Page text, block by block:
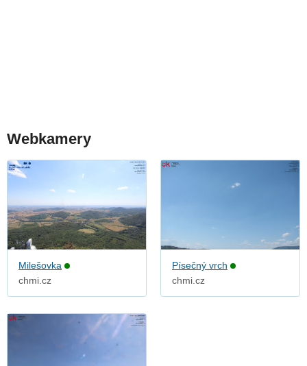
Webkamery
Milešovka
chmi.cz
Písečný vrch
chmi.cz